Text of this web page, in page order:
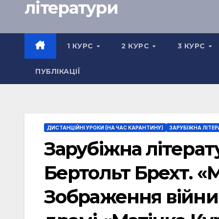
літератури
1 КУРС 2 КУРС 3 КУРС
ПУБЛІКАЦІЇ
ДИСТАНЦІЙНІ УРОКИ (НА ЧАС КАРАНТИНУ) ЗАРУБІЖНА
Зарубіжна
Бертольт Брехт.
Зображення війни